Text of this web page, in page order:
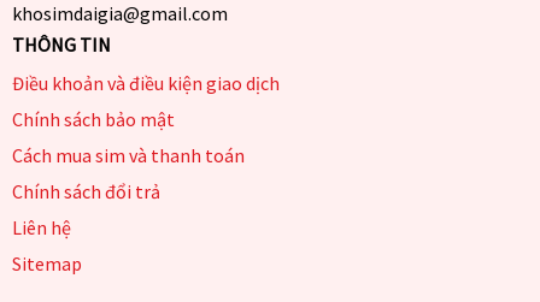
khosimdaigia@gmail.com
THÔNG TIN
Điều khoản và điều kiện giao dịch
Chính sách bảo mật
Cách mua sim và thanh toán
Chính sách đổi trả
Liên hệ
Sitemap